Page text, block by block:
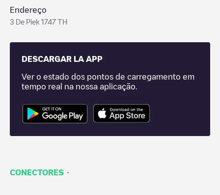
Endereço
3 De Piek 1747 TH
DESCARGAR LA APP
Ver o estado dos pontos de carregamento em
tempo real na nossa aplicação.
CONECTORES ·